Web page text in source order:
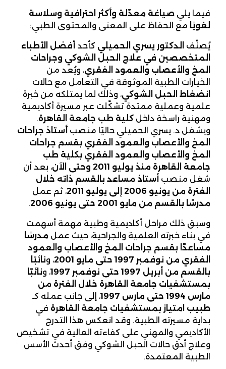
فيما يليصياغة معدّلة وأكثر احترافية وسلاسة
لغويًا مع الحفاظ على المعنى والمحتوى الطبي:
يُصنَّف الدكتور يسري الحميلي كأحد أفضل الأطباء
المتخصصين في علاج الحبل الشوكي وجراحات
المخ والأعصاب والعمود الفقري، ويُعد من
الخيارات الطبية الموثوقة في التعامل مع حالات
انضغاط الحبل الشوكي، وذلك لما يمتلكه من خبرة
علمية وعملية ممتدة تشكّلت عبر مسيرة أكاديمية
ومهنية راسخة داخلكلية طب جامعة القاهرة.
ويشغل د. يسري الحميلي حاليًا منصب أستاذ جراحات
المخ والأعصاب والعمود الفقري بقسم جراحات
المخ والأعصاب والعمود الفقري بكلية طب
جامعة القاهرة منذ يوليو 2011 وحتى الآن
، بعد أن
شغل منصب أستاذ مساعد بالقسم ذاته خلال
الفترة من يونيو 2006 إلى يوليو 2011
، ثم عمل
مدرسًا بالقسم من مايو 2001 حتى يونيو 2006
.
وسبق ذلك مراحل أكاديمية وطبية مهمة أسهمت
في بناء خبرته العلمية والجراحية، حيث عمل مدرسًا
مساعدًا بقسم جراحات المخ والأعصاب والعمود
الفقري من نوفمبر 1997 حتى مايو 2001
، ونائبًا
بالقسم من أبريل 1997 حتى نوفمبر 1997
، ونائبًا
بمستشفيات جامعة القاهرة خلال الفترة من
مارس 1994 حتى مارس 1997
، إلى جانب عمله كـ
طبيب امتياز بمستشفيات جامعة القاهرة في
بداية مسيرته الطبية. وقد انعكس هذا التدرج
الأكاديمي والمهني على كفاءته العالية في تشخيص
وعلاج أدق حالات الحبل الشوكي وفق أحدث الأسس
الطبية المعتمدة.